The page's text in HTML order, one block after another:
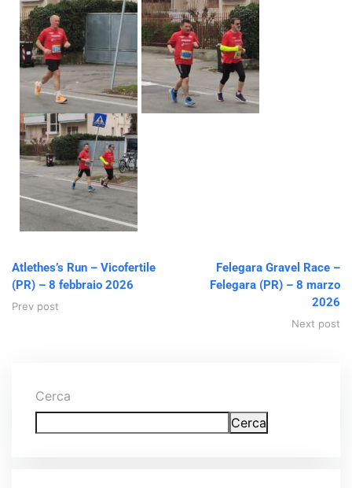
Atlethes’s Run – Vicofertile
(PR) – 8 febbraio 2026
Prev post
Felegara Gravel Race –
Felegara (PR) – 8 marzo
2026
Next post
Cerca
Cerca